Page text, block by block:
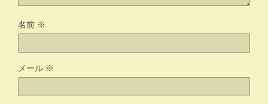
名前 ※
メール ※